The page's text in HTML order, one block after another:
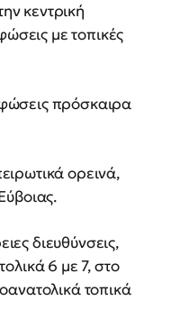
κεντρική
με τοπικές
πρόσκαιρα
ορεινά,
διευθύνσεις,
6 με 7, στο
τοπικά